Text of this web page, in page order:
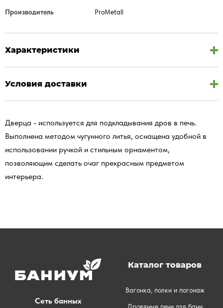
Производитель ProMetall
Характеристики
Условия доставки
Дверца - используется для подкладывания дров в печь.
Выполнена методом чугунного литья, оснащена удобной в
использовании ручкой и стильным орнаментом,
позволяющим сделать очаг прекрасным предметом
интерьера.
Сеть банных
Каталог товаров
Вагонка, полки и погонаж